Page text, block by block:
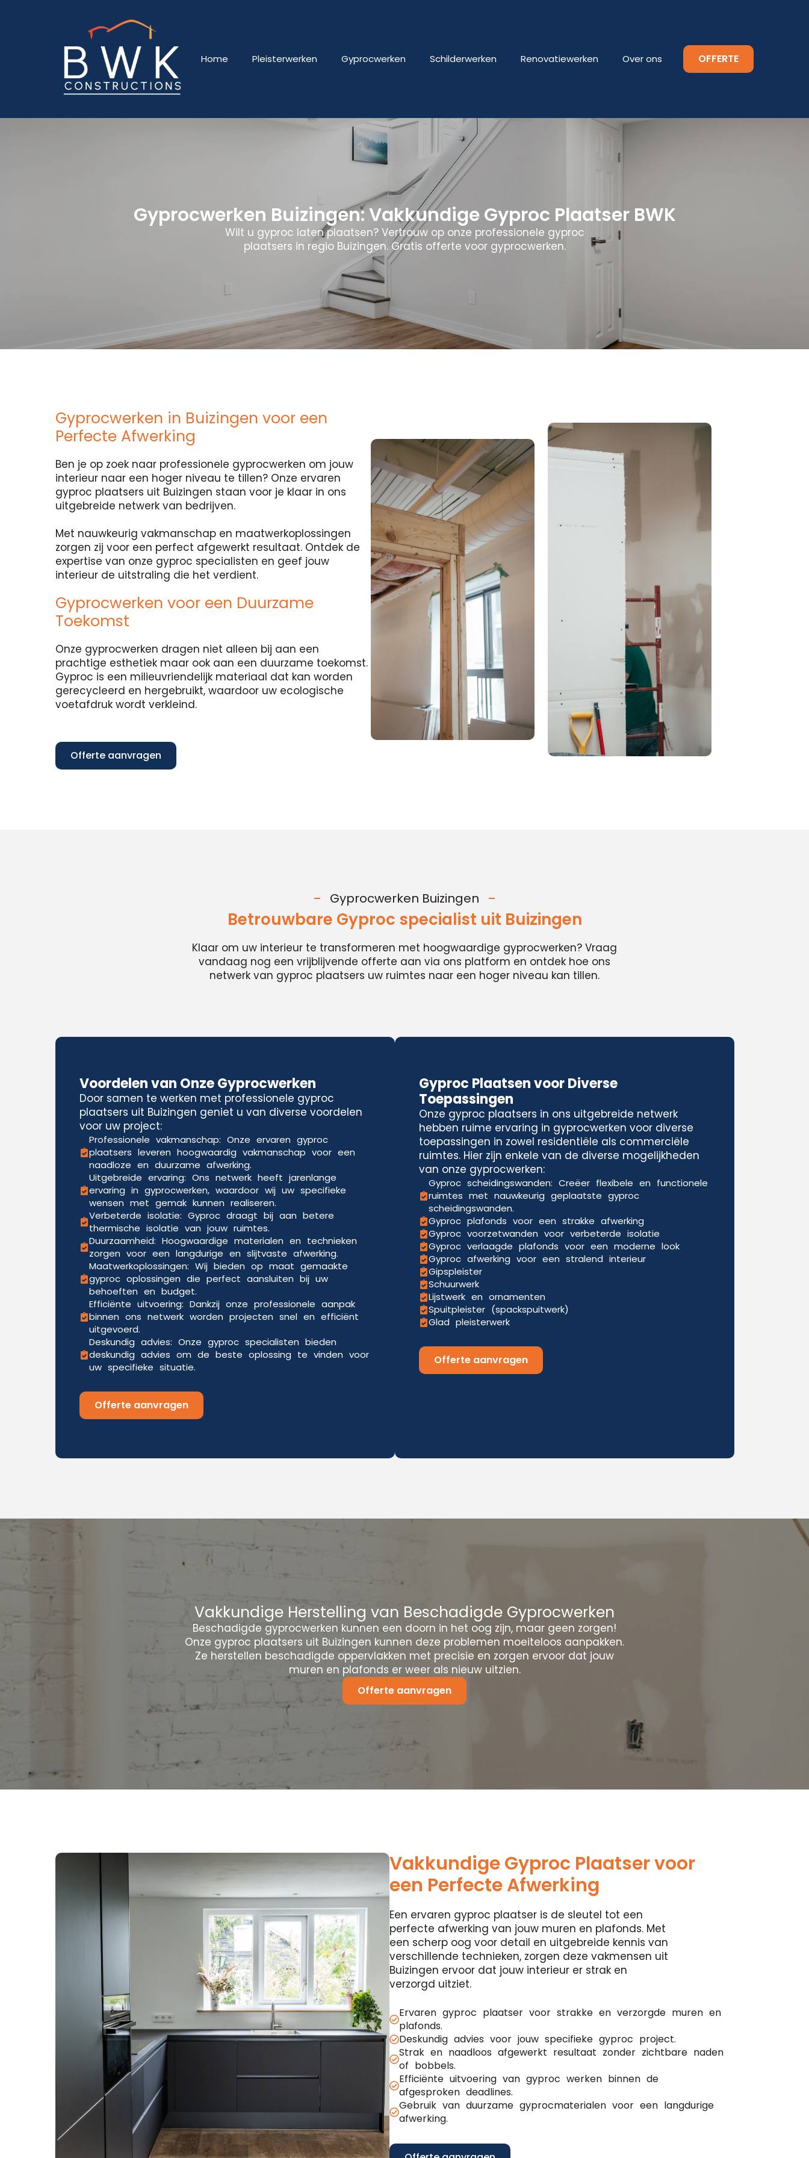
Home Pleisterwerken Gyprocwerken Schilderwerken Renovatiewerken Over ons OFFERTE
Gyprocwerken Buizingen: Vakkundige Gyproc Plaatser BWK
Wilt u gyproc laten plaatsen? Vertrouw op onze professionele gyproc
plaatsers in regio Buizingen. Gratis offerte voor gyprocwerken.
Gyprocwerken in Buizingen voor een
Perfecte Afwerking
Ben je op zoek naar professionele gyprocwerken om jouw
interieur naar een hoger niveau te tillen? Onze ervaren
gyproc plaatsers uit Buizingen staan voor je klaar in ons
uitgebreide netwerk van bedrijven.
Met nauwkeurig vakmanschap en maatwerkoplossingen
zorgen zij voor een perfect afgewerkt resultaat. Ontdek de
expertise van onze gyproc specialisten en geef jouw
interieur de uitstraling die het verdient.
Gyprocwerken voor een Duurzame
Toekomst
Onze gyprocwerken dragen niet alleen bij aan een
prachtige esthetiek maar ook aan een duurzame toekomst.
Gyproc is een milieuvriendelijk materiaal dat kan worden
gerecycleerd en hergebruikt, waardoor uw ecologische
voetafdruk wordt verkleind.
Offerte aanvragen
Gyprocwerken Buizingen
Betrouwbare Gyproc specialist uit Buizingen
Klaar om uw interieur te transformeren met hoogwaardige gyprocwerken? Vraag
vandaag nog een vrijblijvende offerte aan via ons platform en ontdek hoe ons
netwerk van gyproc plaatsers uw ruimtes naar een hoger niveau kan tillen.
Voordelen van Onze Gyprocwerken
Door samen te werken met professionele gyproc
plaatsers uit Buizingen geniet u van diverse voordelen
voor uw project:
Professionele vakmanschap: Onze ervaren gyproc
plaatsers leveren hoogwaardig vakmanschap voor een
naadloze en duurzame afwerking.
Uitgebreide ervaring: Ons netwerk heeft jarenlange
ervaring in gyprocwerken, waardoor wij uw specifieke
wensen met gemak kunnen realiseren.
Verbeterde isolatie: Gyproc draagt bij aan betere
thermische isolatie van jouw ruimtes.
Duurzaamheid: Hoogwaardige materialen en technieken
zorgen voor een langdurige en slijtvaste afwerking.
Maatwerkoplossingen: Wij bieden op maat gemaakte
gyproc oplossingen die perfect aansluiten bij uw
behoeften en budget.
Efficiënte uitvoering: Dankzij onze professionele aanpak
binnen ons netwerk worden projecten snel en efficiënt
uitgevoerd.
Deskundig advies: Onze gyproc specialisten bieden
deskundig advies om de beste oplossing te vinden voor
uw specifieke situatie.
Offerte aanvragen
Gyproc Plaatsen voor Diverse
Toepassingen
Onze gyproc plaatsers in ons uitgebreide netwerk
hebben ruime ervaring in gyprocwerken voor diverse
toepassingen in zowel residentiële als commerciële
ruimtes. Hier zijn enkele van de diverse mogelijkheden
van onze gyprocwerken:
Gyproc scheidingswanden: Creëer flexibele en functionele
ruimtes met nauwkeurig geplaatste gyproc
scheidingswanden.
Gyproc plafonds voor een strakke afwerking
Gyproc voorzetwanden voor verbeterde isolatie
Gyproc verlaagde plafonds voor een moderne look
Gyproc afwerking voor een stralend interieur
Gipspleister
Schuurwerk
Lijstwerk en ornamenten
Spuitpleister (spackspuitwerk)
Glad pleisterwerk
Offerte aanvragen
Vakkundige Herstelling van Beschadigde Gyprocwerken
Beschadigde gyprocwerken kunnen een doorn in het oog zijn, maar geen zorgen!
Onze gyproc plaatsers uit Buizingen kunnen deze problemen moeiteloos aanpakken.
Ze herstellen beschadigde oppervlakken met precisie en zorgen ervoor dat jouw
muren en plafonds er weer als nieuw uitzien.
Offerte aanvragen
Vakkundige Gyproc Plaatser voor
een Perfecte Afwerking
Een ervaren gyproc plaatser is de sleutel tot een
perfecte afwerking van jouw muren en plafonds. Met
een scherp oog voor detail en uitgebreide kennis van
verschillende technieken, zorgen deze vakmensen uit
Buizingen ervoor dat jouw interieur er strak en
verzorgd uitziet.
Ervaren gyproc plaatser voor strakke en verzorgde muren en
plafonds.
Deskundig advies voor jouw specifieke gyproc project.
Strak en naadloos afgewerkt resultaat zonder zichtbare naden
of bobbels.
Efficiënte uitvoering van gyproc werken binnen de
afgesproken deadlines.
Gebruik van duurzame gyprocmaterialen voor een langdurige
afwerking.